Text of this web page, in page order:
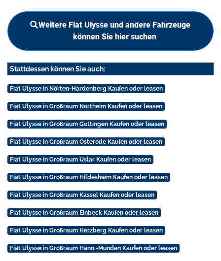
Weitere Fiat Ulysse und andere Fahrzeuge
können Sie hier suchen
Stattdessen können Sie auch:
Fiat Ulysse in Nörten-Hardenberg Kaufen oder leasen
Fiat Ulysse in Großraum Northeim Kaufen oder leasen
Fiat Ulysse in Großraum Göttingen Kaufen oder leasen
Fiat Ulysse in Großraum Osterode Kaufen oder leasen
Fiat Ulysse in Großraum Uslar Kaufen oder leasen
Fiat Ulysse in Großraum Hildesheim Kaufen oder leasen
Fiat Ulysse in Großraum Kassel Kaufen oder leasen
Fiat Ulysse in Großraum Einbeck Kaufen oder leasen
Fiat Ulysse in Großraum Herzberg Kaufen oder leasen
Fiat Ulysse in Großraum Hann.-Münden Kaufen oder leasen